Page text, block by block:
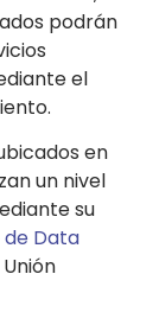
podrán
el
en
un nivel
su
Data